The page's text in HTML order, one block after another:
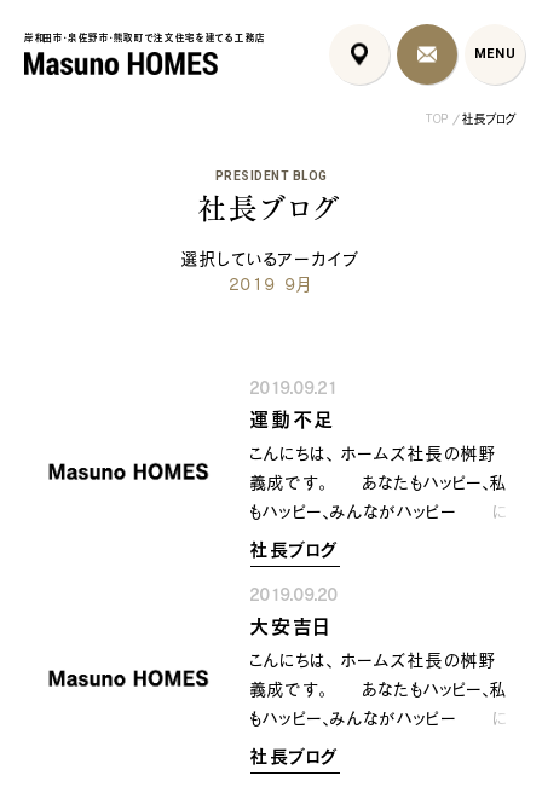
岸和田市・泉佐野市・熊取町で注文住宅を建てる工務店
MENU
MENU
岸和田市・泉佐野市・熊取町で注文住宅を建てる工務店
家づくりの流れ
施工事例
リノベーション
スタッフブログ
採用情報
お客様の声
お問い合わせ
TOP 社長ブログ
PRESIDENT BLOG
社長ブログ
選択しているアーカイブ
2019 9月
2019.09.21
運動不足
こんにちは、 ホームズ社長の桝野
義成です。 あなたもハッピー、私
もハッピー、みんながハッピー に
なるために共に顔晴りましょう 運
動不足なこの頃 以前は ゴ
ルフにも嵌って 練習にもよく行っ
たものですが 今はと言います
と 会社の階段の上り下りぐら
い(〃ω〃) あぁ〜〜 運動不
足、、、 身体を動かさなければ〜
と想う今日この頃です〜(^_^*)
社長ブログ
2019.09.20
大安吉日
こんにちは、 ホームズ社長の桝野
義成です。 あなたもハッピー、私
もハッピー、みんながハッピー に
なるために共に顔晴りましょう
９月２０日 金曜日 大安
社長ブログ